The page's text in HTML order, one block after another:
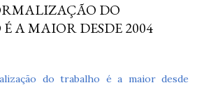
DO
A MAIOR DESDE 2004